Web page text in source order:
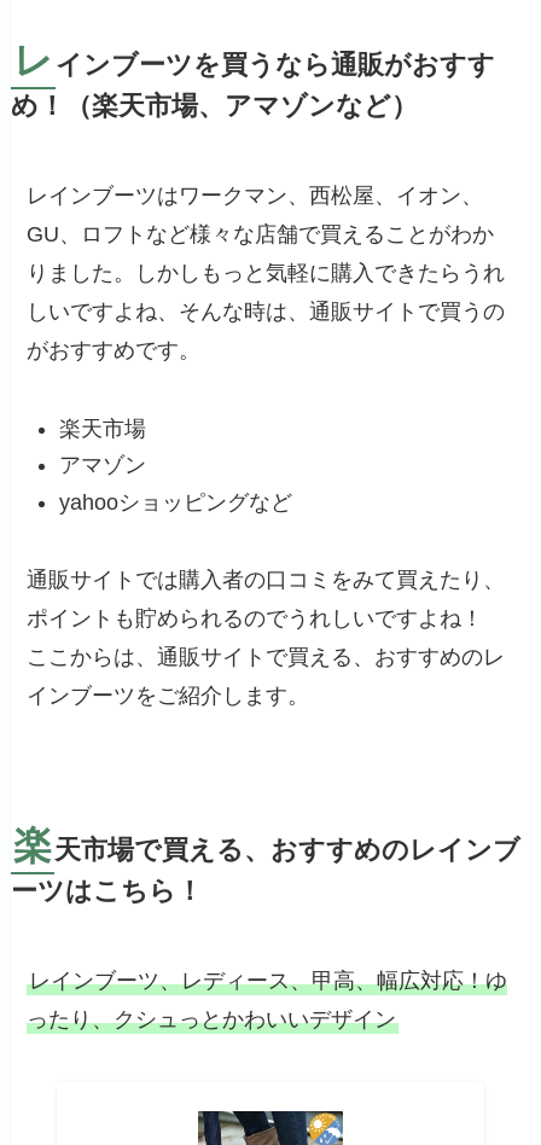
レ インブーツを買うなら通販がおすす
め！（楽天市場、アマゾンなど）
レインブーツはワークマン、西松屋、イオン、
GU、ロフトなど様々な店舗で買えることがわか
りました。しかしもっと気軽に購入できたらうれ
しいですよね、そんな時は、通販サイトで買うの
がおすすめです。
楽天市場
アマゾン
yahooショッピングなど
通販サイトでは購入者の口コミをみて買えたり、
ポイントも貯められるのでうれしいですよね！
ここからは、通販サイトで買える、おすすめのレ
インブーツをご紹介します。
楽天市場で買える、おすすめのレインブ
ーツはこちら！
レインブーツ、レディース、甲高、幅広対応！ゆ
ったり、クシュっとかわいいデザイン